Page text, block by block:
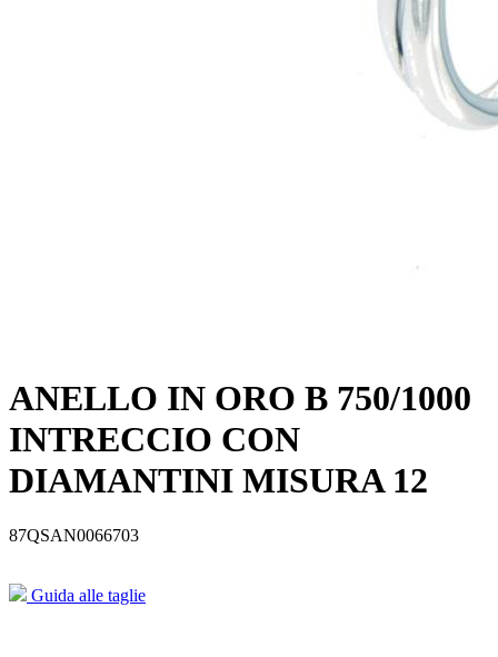
ANELLO IN ORO B 750/1000
INTRECCIO CON
DIAMANTINI MISURA 12
87QSAN0066703
Guida alle taglie